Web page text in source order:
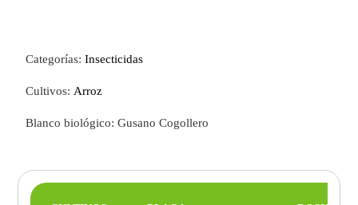
Categorías:Insecticidas
Cultivos: Arroz
Blanco biológico: Gusano Cogollero